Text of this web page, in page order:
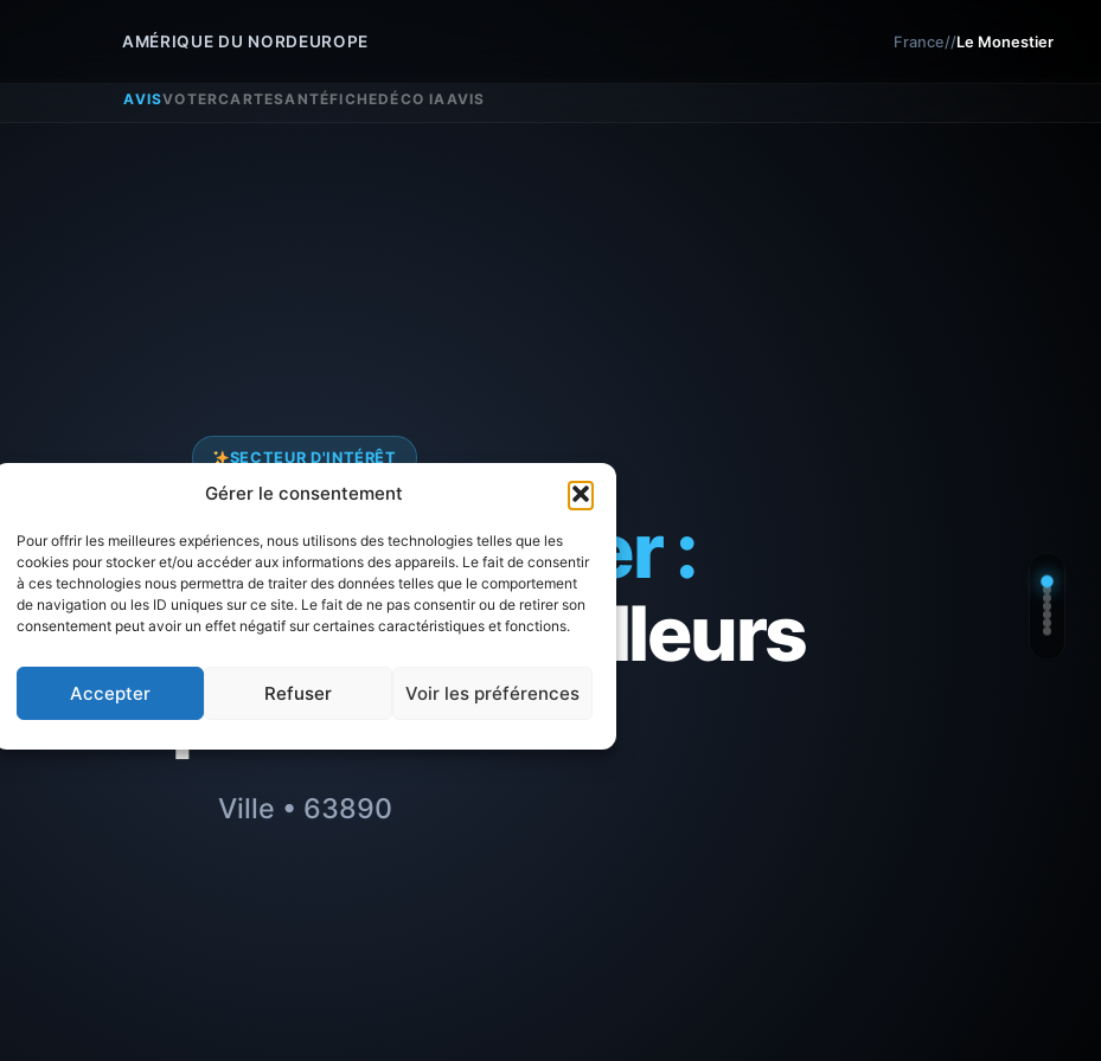
Gérer le consentement
Pour offrir les meilleures expériences, nous utilisons des technologies telles que les
cookies pour stocker et/ou accéder aux informations des appareils. Le fait de consentir
à ces technologies nous permettra de traiter des données telles que le comportement
de navigation ou les ID uniques sur ce site. Le fait de ne pas consentir ou de retirer son
consentement peut avoir un effet négatif sur certaines caractéristiques et fonctions.
Accepter Refuser Voir les préférences
AMÉRIQUE DU NORDEUROPE France//Le Monestier
AVISVOTERCARTESANTÉFICHEDÉCO IAAVIS
SECTEUR D'INTÉRÊT
surLe Monestier :
à éviter ou meilleurs
quartiers
Ville • 63890